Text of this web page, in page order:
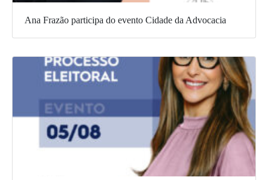
Ana Frazão participa do evento Cidade da Advocacia